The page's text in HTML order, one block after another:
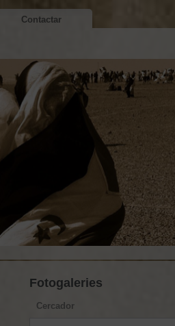
Contactar
Fotogaleries
Cercador